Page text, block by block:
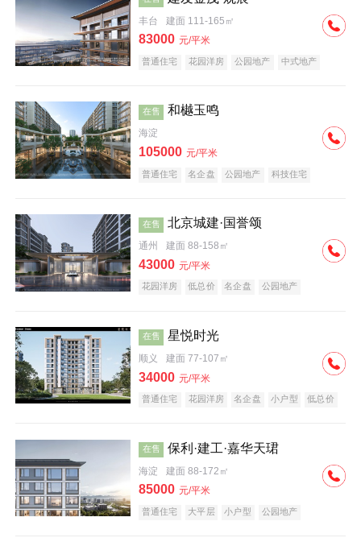
丰台 建面 111-165㎡
83000 元/平米
普通住宅 花园洋房 公园地产
中式地产
在售 和樾玉鸣
海淀
105000 元/平米
普通住宅 名企盘 公园地产 科技住宅
在售 北京城建·国誉颂
通州 建面 88-158㎡
43000 元/平米
花园洋房 低总价 名企盘 公园地产
在售 星悦时光
顺义 建面 77-107㎡
34000 元/平米
普通住宅 花园洋房 名企盘 小户型 低总价
在售 保利·建工·嘉华天珺
海淀 建面 88-172㎡
85000 元/平米
普通住宅 大平层 小户型
公园地产